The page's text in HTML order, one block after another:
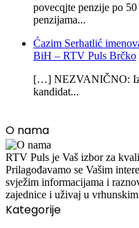
povecqjte penzije po
penzijama...
Ćazim Serhatlić
BiH – RTV Puls Brčko
[…] NEZVANIČNO: Iz
kandidat...
O nama
RTV Puls je Vaš izbor za
Prilagođavamo se Vašim
svježim informacijama i
zajednice i uživaj u
Kategorije